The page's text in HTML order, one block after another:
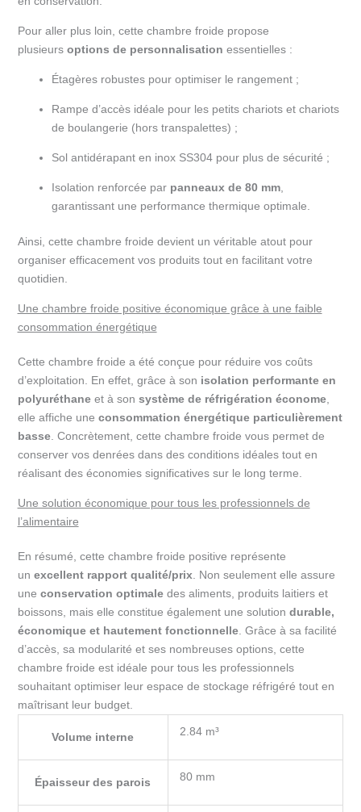
Pour aller plus loin, cette chambre froide propose
plusieurs options de personnalisation essentielles :
Étagères robustes pour optimiser le rangement ;
Rampe d’accès idéale pour les petits chariots et chariots
de boulangerie (hors transpalettes) ;
Sol antidérapant en inox SS304 pour plus de sécurité ;
Isolation renforcée par panneaux de 80 mm,
garantissant une performance thermique optimale.
Ainsi, cette chambre froide devient un véritable atout pour
organiser efficacement vos produits tout en facilitant votre
quotidien.
Une chambre froide positive économique grâce à une faible
consommation énergétique
Cette chambre froide a été conçue pour réduire vos coûts
d’exploitation. En effet, grâce à son isolation performante en
polyuréthaneet à son système de réfrigération économe,
elle affiche une consommation énergétique particulièrement
basse. Concrètement, cette chambre froide vous permet de
conserver vos denrées dans des conditions idéales tout en
réalisant des économies significatives sur le long terme.
Une solution économique pour tous les professionnels de
l’alimentaire
En résumé, cette chambre froide positive représente
un excellent rapport qualité/prix. Non seulement elle assure
une conservation optimaledes aliments, produits laitiers et
boissons, mais elle constitue également une solution durable,
économique et hautement fonctionnelle. Grâce à sa facilité
d’accès, sa modularité et ses nombreuses options, cette
chambre froide est idéale pour tous les professionnels
souhaitant optimiser leur espace de stockage réfrigéré tout en
maîtrisant leur budget.
Volume interne 2.84 m³
Épaisseur des parois 80 mm